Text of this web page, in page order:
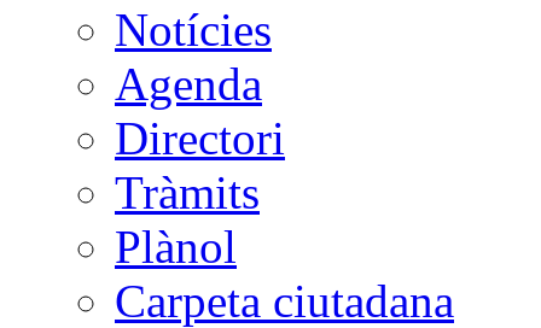
Notícies
Agenda
Directori
Tràmits
Plànol
Carpeta ciutadana